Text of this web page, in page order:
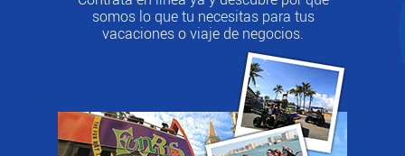
somos lo que tu necesitas para tus
vacaciones o viaje de negocios.